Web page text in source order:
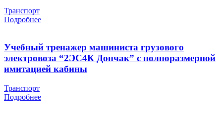
Транспорт
Подробнее
Учебный тренажер машиниста грузового
электровоза “2ЭС4К Дончак” с полноразмерной
имитацией кабины
Транспорт
Подробнее